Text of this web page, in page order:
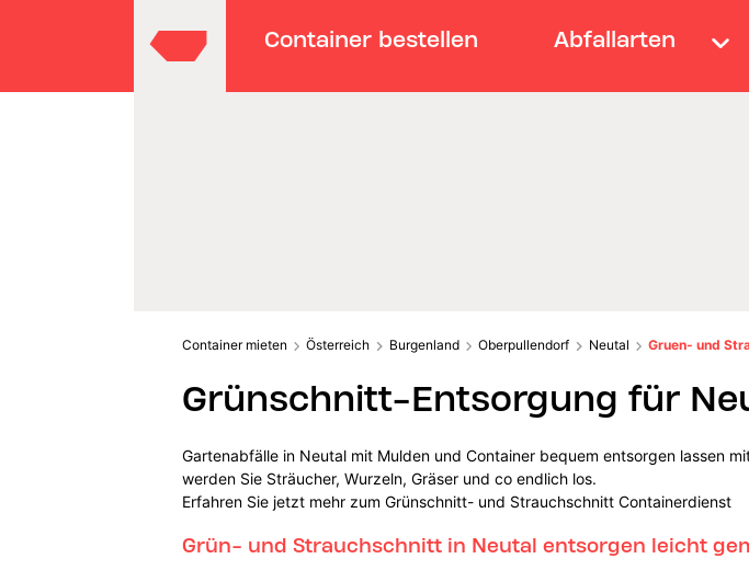
Container bestellen Abfallarten
Container mieten Österreich Burgenland Oberpullendorf Neutal Gruen- und
Grünschnitt-Entsorgung für
Gartenabfälle in Neutal mit Mulden und Container bequem entsorgen lassen
werden Sie Sträucher, Wurzeln, Gräser und co endlich los.
Erfahren Sie jetzt mehr zum Grünschnitt- und Strauchschnitt Containerdienst
Grün- und Strauchschnitt in Neutal entsorgen leicht